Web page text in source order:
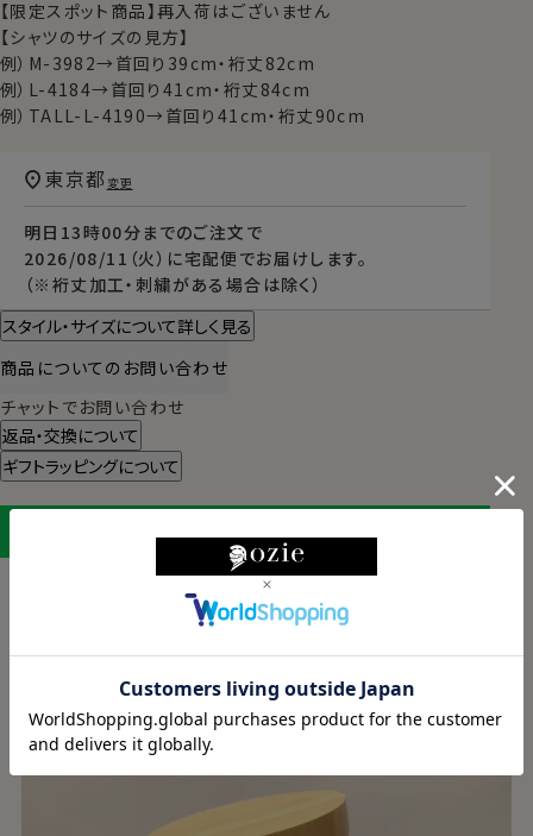
【限定スポット商品】再入荷はございません
【シャツのサイズの見方】
例）M-3982→首回り39cm・裄丈82cm
例）L-4184→首回り41cm・裄丈84cm
例）TALL-L-4190→首回り41cm・裄丈90cm
明日 13時00分 までのご注文で
2026/08/11（火） に宅配便 でお届けします。
（※裄丈加工・刺繍がある場合は除く）
東京都 変更
スタイル・サイズについて詳しく見る
商品についてのお問い合わせ
チャットでお問い合わせ
返品・交換について
ギフトラッピングについて